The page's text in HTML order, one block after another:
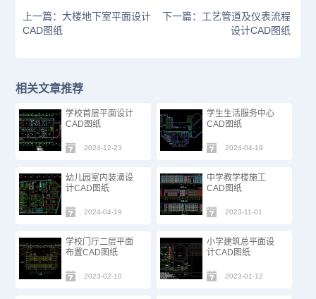
上一篇：大楼地下室平面设计
CAD图纸
下一篇：工艺管道及仪表流程
设计CAD图纸
相关文章推荐
学校首层平面设计
CAD图纸
2024-12-23
学生生活服务中心
CAD图纸
2024-04-19
幼儿园室内装潢设
计CAD图纸
2024-04-19
中学教学楼施工
CAD图纸
2023-11-01
学校门厅二层平面
布置CAD图纸
2023-02-10
小学建筑总平面设
计CAD图纸
2023-01-12